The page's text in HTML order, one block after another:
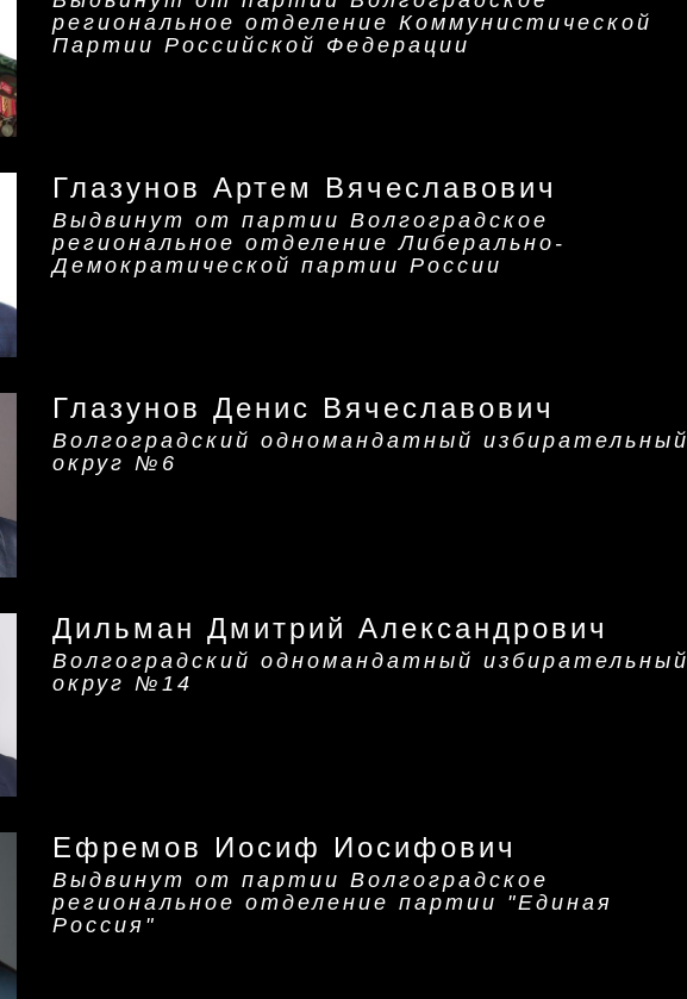
региональное отделение Коммунистической
Партии Российской Федерации
Глазунов Артем Вячеславович
Выдвинут от партии Волгоградское
региональное отделение Либерально-
Демократической партии России
Глазунов Денис Вячеславович
Волгоградский одномандатный избирательный
округ №6
Дильман Дмитрий Александрович
Волгоградский одномандатный избирательный
округ №14
Ефремов Иосиф Иосифович
Выдвинут от партии Волгоградское
региональное отделение партии "Единая
Россия"